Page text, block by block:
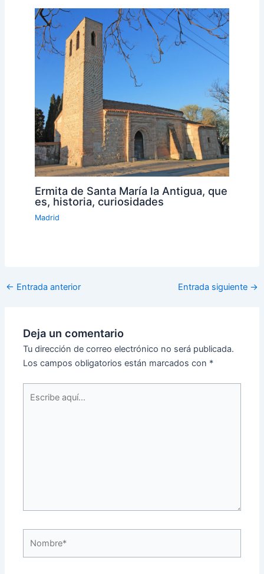
Ermita de Santa María la Antigua, que
es, historia, curiosidades
Madrid
← Entrada anterior Entrada siguiente →
Deja un comentario
Tu dirección de correo electrónico no será publicada.
Los campos obligatorios están marcados con *
aquí...